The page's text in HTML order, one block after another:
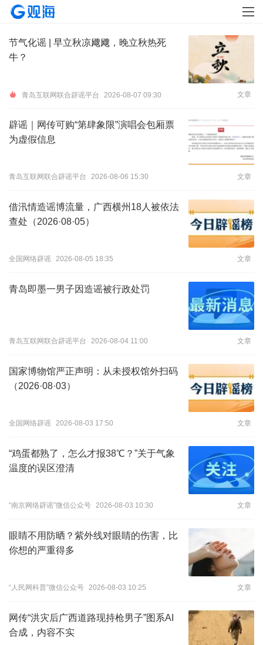
节气化谣 | 早立秋凉飕飕，晚立秋热死
牛？
青岛互联网联合辟谣平台 2026-08-07 09:30 文章
辟谣｜网传可购“第肆象限”演唱会包厢票
为虚假信息
青岛互联网联合辟谣平台 2026-08-06 15:30 文章
借汛情造谣博流量，广西横州18人被依法
查处（2026·08·05）
全国网络辟谣 2026-08-05 18:35 文章
青岛即墨一男子因造谣被行政处罚
青岛互联网联合辟谣平台 2026-08-04 11:00 文章
国家博物馆严正声明：从未授权馆外扫码
（2026·08·03）
全国网络辟谣 2026-08-03 17:50 文章
“鸡蛋都熟了，怎么才报38℃？”关于气象
温度的误区澄清
“南京网络辟谣”微信公众号 2026-08-03 10:30 文章
眼睛不用防晒？紫外线对眼睛的伤害，比
你想的严重得多
“人民网科普”微信公众号 2026-08-03 10:25 文章
网传“洪灾后广西道路现持枪男子”图系AI
合成，内容不实